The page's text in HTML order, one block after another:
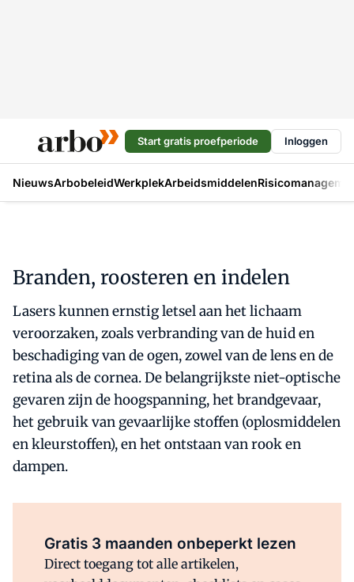
Start gratis proefperiode Inloggen
NieuwsArbobeleidWerkplekArbeidsmiddelen
Branden, roosteren en indelen
Lasers kunnen ernstig letsel aan het lichaam
veroorzaken, zoals verbranding van de huid en
beschadiging van de ogen, zowel van de lens en de
retina als de cornea. De belangrijkste niet-optische
gevaren zijn de hoogspanning, het brandgevaar,
het gebruik van gevaarlijke stoffen (oplosmiddelen
en kleurstoffen), en het ontstaan van rook en
dampen.
Gratis 3 maanden onbeperkt lezen
Direct toegang tot alle artikelen,